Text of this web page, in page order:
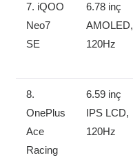
7. iQOO
Neo7
SE
6.78 inç
AMOLED,
120Hz
8.
OnePlus
Ace
Racing
6.59 inç
IPS LCD,
120Hz